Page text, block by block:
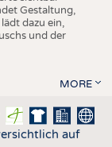
Gestaltung,
dazu ein,
und der
MORE
auf